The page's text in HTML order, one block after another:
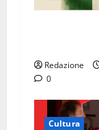
Redazione
0
Cultura